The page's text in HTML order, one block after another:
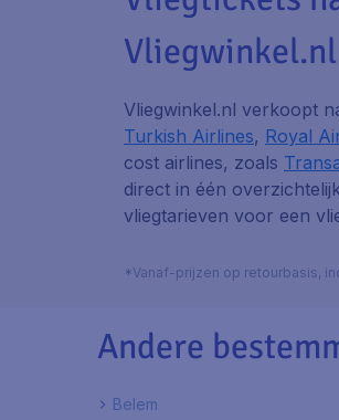
Vliegwinkel.nl
Vliegwinkel.nl verkoopt
Turkish Airlines, Royal
cost airlines, zoals
direct in één
vliegtarieven voor een
*Vanaf-prijzen op retourbasis,
Andere
Belem